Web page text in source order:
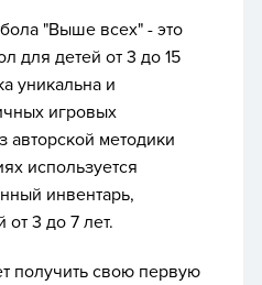
"Выше всех" - это
для детей от 3 до 15
уникальна и
игровых
авторской методики
используется
инвентарь,
3 до 7 лет.
получить свою первую